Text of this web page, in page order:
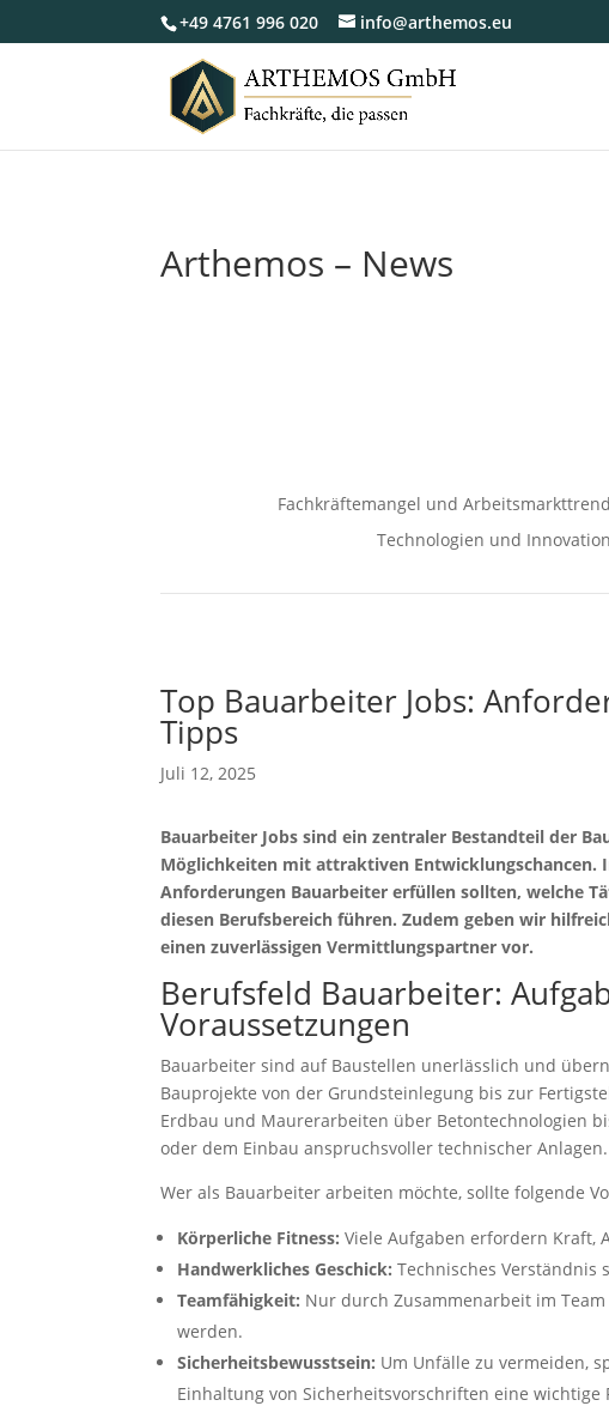
+49 4761 996 020 info@arthemos.eu
Arthemos – News
Fachkräftemangel und
Technologien und
Top Bauarbeiter Jobs:
Tipps
Juli 12, 2025
Bauarbeiter Jobs sind ein zentraler Bestandteil der
Möglichkeiten mit attraktiven Entwicklungschancen.
Anforderungen Bauarbeiter erfüllen sollten, welche
diesen Berufsbereich führen. Zudem geben wir
einen zuverlässigen Vermittlungspartner vor.
Berufsfeld Bauarbeiter:
Voraussetzungen
Bauarbeiter sind auf Baustellen unerlässlich und
Bauprojekte von der Grundsteinlegung bis zur
Erdbau und Maurerarbeiten über Betontechnologien
oder dem Einbau anspruchsvoller technischer Anlagen.
Wer als Bauarbeiter arbeiten möchte, sollte folgende
Körperliche Fitness: Viele Aufgaben erfordern Kraft,
Handwerkliches Geschick: Technisches Verständnis
Teamfähigkeit: Nur durch Zusammenarbeit im
werden.
Sicherheitsbewusstsein: Um Unfälle zu vermeiden,
Einhaltung von Sicherheitsvorschriften eine wichtige